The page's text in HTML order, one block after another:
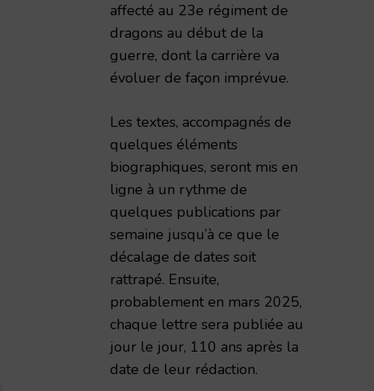
affecté au 23e régiment de
dragons au début de la
guerre, dont la carrière va
évoluer de façon imprévue.
Les textes, accompagnés de
quelques éléments
biographiques, seront mis en
ligne à un rythme de
quelques publications par
semaine jusqu’à ce que le
décalage de dates soit
rattrapé. Ensuite,
probablement en mars 2025,
chaque lettre sera publiée au
jour le jour, 110 ans après la
date de leur rédaction.